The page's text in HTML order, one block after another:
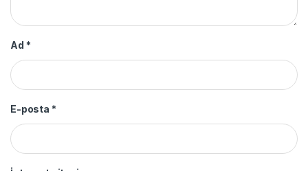
Ad *
E-posta *